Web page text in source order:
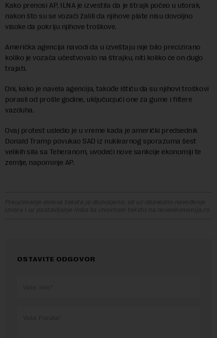
Kako prenosi AP, ILNA je izvestila da je štrajk počeo u utorak,
nakon što su se vozači žalili da njihove plate nisu dovoljno
visoke da pokriju njihove troškove.
Američka agencija navodi da u izveštaju nije bilo precizirano
koliko je vozača učestvovalo na štrajku, niti koliko će on dugo
trajati.
Oni, kako je navela agencija, takođe ištiču da su njihovi troškovi
porasli od prošle godine, uključucjući one za gume i filtere
vazduha.
Ovaj protest usledio je u vreme kada je američki predsednik
Donald Tramp povukao SAD iz nuklearnog sporazuma šest
velikih sila sa Teheranom, uvodeći nove sankcije ekonomiji te
zemlje, napominje AP.
Preuzimanje delova teksta je dozvoljeno, ali uz obavezno navođenje
izvora i uz postavljanje linka ka izvornom tekstu na novaekonomija.rs
OSTAVITE ODGOVOR